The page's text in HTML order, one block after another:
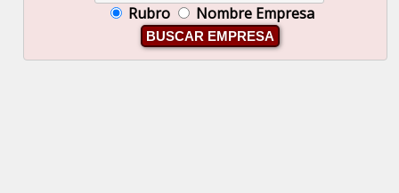
Rubro Nombre Empresa
BUSCAR EMPRESA